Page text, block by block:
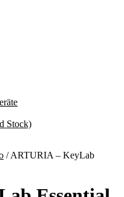
Stock)
/ARTURIA – KeyLab